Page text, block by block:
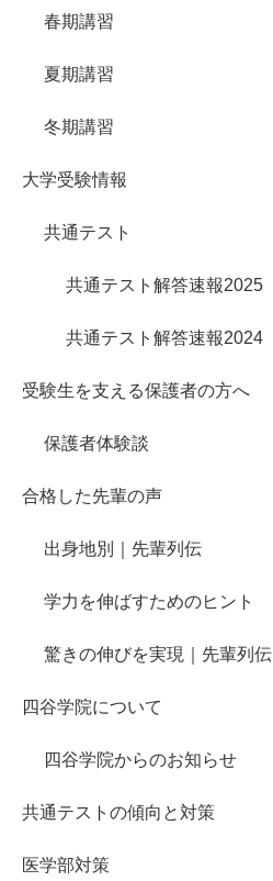
春期講習
夏期講習
冬期講習
大学受験情報
共通テスト
共通テスト解答速報2025
共通テスト解答速報2024
受験生を支える保護者の方へ
保護者体験談
合格した先輩の声
出身地別｜先輩列伝
学力を伸ばすためのヒント
驚きの伸びを実現｜先輩列伝
四谷学院について
四谷学院からのお知らせ
共通テストの傾向と対策
医学部対策